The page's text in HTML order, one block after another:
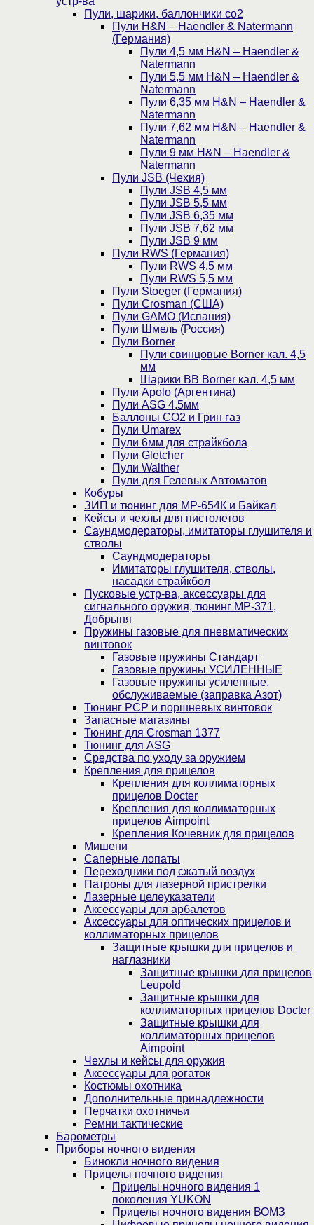
Пули, шарики, баллончики со2
Пули H&N – Haendler & Natermann
(Германия)
Пули 4,5 мм H&N – Haendler &
Natermann
Пули 5,5 мм H&N – Haendler &
Natermann
Пули 6,35 мм H&N – Haendler &
Natermann
Пули 7,62 мм H&N – Haendler &
Natermann
Пули 9 мм H&N – Haendler &
Natermann
Пули JSB (Чехия)
Пули JSB 4,5 мм
Пули JSB 5,5 мм
Пули JSB 6,35 мм
Пули JSB 7,62 мм
Пули JSB 9 мм
Пули RWS (Германия)
Пули RWS 4,5 мм
Пули RWS 5,5 мм
Пули Stoeger (Германия)
Пули Crosman (США)
Пули GAMO (Испания)
Пули Шмель (Россия)
Пули Borner
Пули свинцовые Borner кал. 4,5
мм
Шарики BB Borner кал. 4,5 мм
Пули Apolo (Аргентина)
Пули ASG 4,5мм
Баллоны CO2 и Грин газ
Пули Umarex
Пули 6мм для страйкбола
Пули Gletcher
Пули Walther
Пули для Гелевых Автоматов
Кобуры
ЗИП и тюнинг для МР-654К и Байкал
Кейсы и чехлы для пистолетов
Саундмодераторы, имитаторы глушителя и
стволы
Саундмодераторы
Имитаторы глушителя, стволы,
насадки страйкбол
Пусковые устр-ва, аксессуары для
сигнального оружия, тюнинг МР-371,
Добрыня
Пружины газовые для пневматических
винтовок
Газовые пружины Стандарт
Газовые пружины УСИЛЕННЫЕ
Газовые пружины усиленные,
обслуживаемые (заправка Азот)
Тюнинг PCP и поршневых винтовок
Запасные магазины
Тюнинг для Crosman 1377
Тюнинг для ASG
Средства по уходу за оружием
Крепления для прицелов
Крепления для коллиматорных
прицелов Docter
Крепления для коллиматорных
прицелов Aimpoint
Крепления Кочевник для прицелов
Мишени
Саперные лопаты
Переходники под сжатый воздух
Патроны для лазерной пристрелки
Лазерные целеуказатели
Аксессуары для арбалетов
Аксессуары для оптических прицелов и
коллиматорных прицелов
Защитные крышки для прицелов и
наглазники
Защитные крышки для прицелов
Leupold
Защитные крышки для
коллиматорных прицелов Docter
Защитные крышки для
коллиматорных прицелов
Aimpoint
Чехлы и кейсы для оружия
Аксессуары для рогаток
Костюмы охотника
Дополнительные принадлежности
Перчатки охотничьи
Ремни тактические
Барометры
Приборы ночного видения
Бинокли ночного видения
Прицелы ночного видения
Прицелы ночного видения 1
поколения YUKON
Прицелы ночного видения ВОМЗ